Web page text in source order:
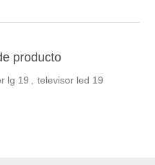
producto
lg 19 , televisor led 19